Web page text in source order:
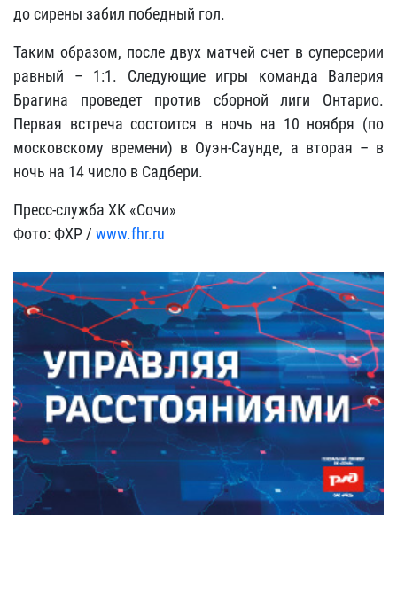
до сирены забил победный гол.
Таким образом, после двух матчей счет в суперсерии
равный – 1:1. Следующие игры команда Валерия
Брагина проведет против сборной лиги Онтарио.
Первая встреча состоится в ночь на 10 ноября (по
московскому времени) в Оуэн-Саунде, а вторая – в
ночь на 14 число в Садбери.
Пресс-служба ХК «Сочи»
Фото: ФХР / www.fhr.ru